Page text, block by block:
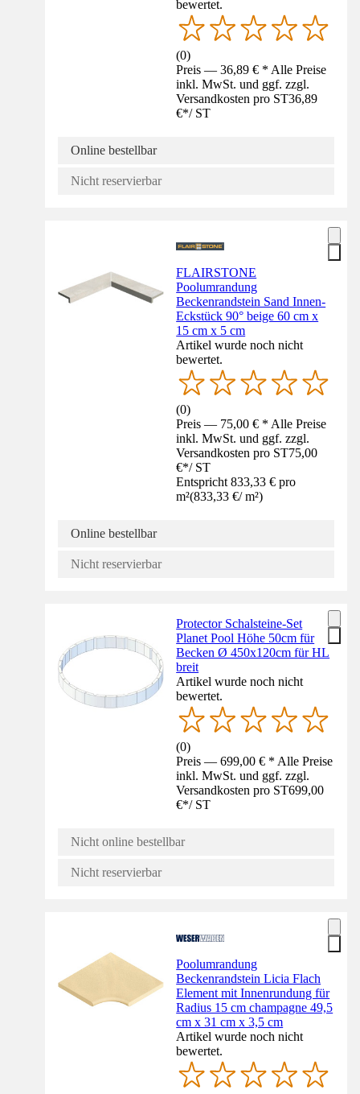
bewertet.
(0)
Preis — 36,89 € * Alle Preise
inkl. MwSt. und ggf. zzgl.
Versandkosten pro ST36,89
€*/ ST
Online bestellbar
Nicht reservierbar
FLAIRSTONE
Poolumrandung
Beckenrandstein Sand Innen-
Eckstück 90° beige 60 cm x
15 cm x 5 cm
Artikel wurde noch nicht
bewertet.
(0)
Preis — 75,00 € * Alle Preise
inkl. MwSt. und ggf. zzgl.
Versandkosten pro ST75,00
€*/ ST
Entspricht 833,33 € pro
m²(833,33 €/ m²)
Online bestellbar
Nicht reservierbar
Protector Schalsteine-Set
Planet Pool Höhe 50cm für
Becken Ø 450x120cm für HL
breit
Artikel wurde noch nicht
bewertet.
(0)
Preis — 699,00 € * Alle Preise
inkl. MwSt. und ggf. zzgl.
Versandkosten pro ST699,00
€*/ ST
Nicht online bestellbar
Nicht reservierbar
Poolumrandung
Beckenrandstein Licia Flach
Element mit Innenrundung für
Radius 15 cm champagne 49,5
cm x 31 cm x 3,5 cm
Artikel wurde noch nicht
bewertet.